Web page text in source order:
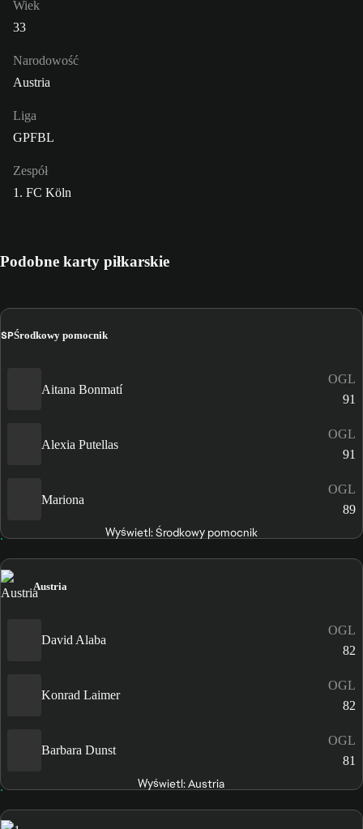
Wiek
33
Narodowość
Austria
Liga
GPFBL
Zespół
1. FC Köln
Podobne karty piłkarskie
ŚPŚrodkowy pomocnik
Aitana Bonmatí
OGL
91
Alexia Putellas
OGL
91
Mariona
OGL
89
Wyświetl: Środkowy pomocnik
Austria
David Alaba
OGL
82
Konrad Laimer
OGL
82
Barbara Dunst
OGL
81
Wyświetl: Austria